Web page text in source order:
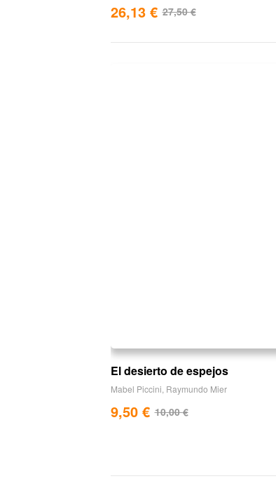
27,50€
26,13 €
El desierto de espejos
Mabel Piccini, Raymundo Mier
10,00€
9,50 €